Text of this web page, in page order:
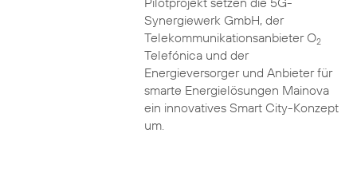
Synergiewerk GmbH, der
Telekommunikationsanbieter O2
Telefónica und der
Energieversorger und Anbieter für
smarte Energielösungen Mainova
ein innovatives Smart City-Konzept
um.